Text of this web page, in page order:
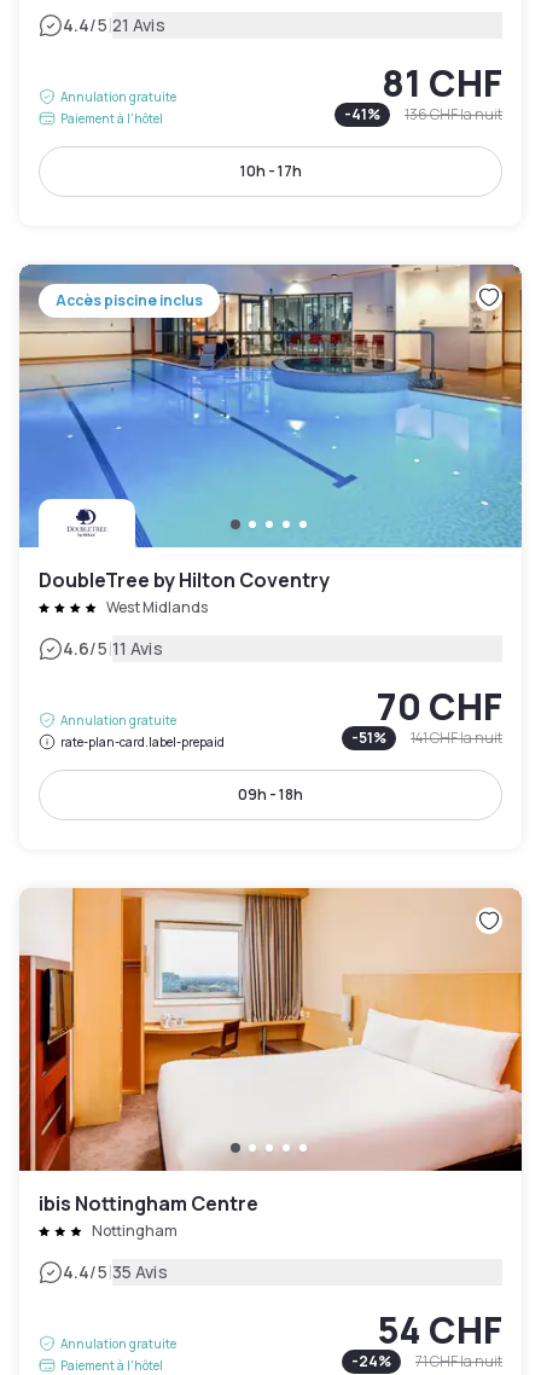
4.4/5|21 Avis
Annulation gratuite
Paiement à l'hôtel
81 CHF
-41% 136 CHFla nuit
10h - 17h
Accès piscine inclus
DoubleTree by Hilton Coventry
West Midlands
4.6/5|11 Avis
Annulation gratuite
rate-plan-card.label-prepaid
70 CHF
-51% 141 CHFla nuit
09h - 18h
ibis Nottingham Centre
Nottingham
4.4/5|35 Avis
Annulation gratuite
Paiement à l'hôtel
54 CHF
-24% 71 CHFla nuit